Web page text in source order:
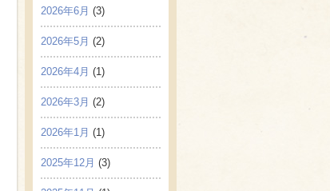
2026年6月 (3)
2026年5月 (2)
2026年4月 (1)
2026年3月 (2)
2026年1月 (1)
2025年12月 (3)